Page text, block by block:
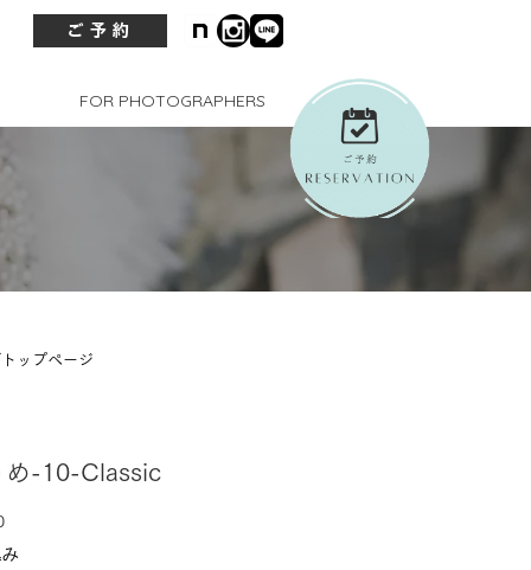
ご予約
FOR PHOTOGRAPHERS
め-10-Classic
価
ップページ